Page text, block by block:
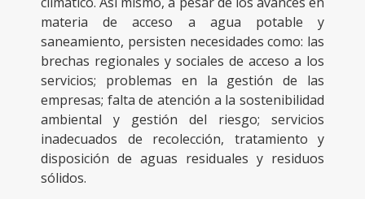
materia de acceso a agua potable y
saneamiento, persisten necesidades como: las
brechas regionales y sociales de acceso a los
servicios; problemas en la gestión de las
empresas; falta de atención a la sostenibilidad
ambiental y gestión del riesgo; servicios
inadecuados de recolección, tratamiento y
disposición de aguas residuales y residuos
sólidos.